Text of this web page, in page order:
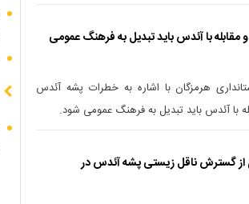
با آئدس باید تبدیل به فرهنگ عمومی
هرمزگان با اشاره به خطرات پشه آئدس
با آئدس باید تبدیل به فرهنگ عمومی شود.
از گسترش ناقل زیستی پشه آئدس در